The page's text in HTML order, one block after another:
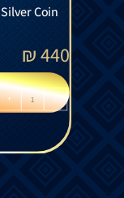
Coin
440
₪
-
+